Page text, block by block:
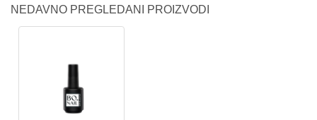
NEDAVNO PREGLEDANI PROIZVODI